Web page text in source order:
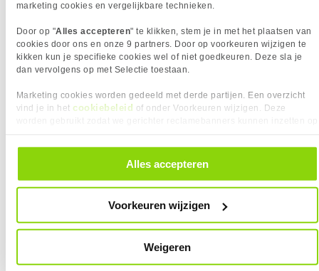
marketing cookies en vergelijkbare technieken.
Door op "Alles accepteren" te klikken, stem je in met het plaatsen van
cookies door ons en onze 9 partners. Door op voorkeuren wijzigen te
kikken kun je specifieke cookies wel of niet goedkeuren. Deze sla je
dan vervolgens op met Selectie toestaan.
Marketing cookies worden gedeeld met derde partijen. Een overzicht
vind je in het cookiebeleid of onder Voorkeuren wijzigen. Deze
alle cookies. Je kunt je gegeven toestemming altijd intrekken, dit doe je
door in de footer van onze website te klikken op ‘Cookievoorkeuren’
Alles accepteren
Voorkeuren wijzigen
Weigeren
Vendorcode
MDRZX310APR.CE7
NETWERK
Eigenschap Waarde
Bluetooth ✖︎
OVERIGE SPECIFICATIES
Eigenschap Waarde
Bedraad
✓︎
POORTEN & INTERFACES
Eigenschap Waarde
Connector aansluiting
Goud
USB Power Delivery
✖︎
TECHNISCHE DETAILS
24 Ohm
Marktsegment
PRODUCT INFORMATIE
4905524942194
Vergelijk product
20,
Vergelijk product
22,